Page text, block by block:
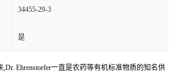
34455-29-3
是
,Dr. Ehrenstorfer一直是农药等有机标准物质的知名供